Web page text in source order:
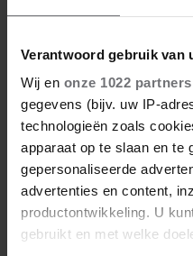
Verantwoord gebruik van
Wij en onze 1022 partners
gegevens (bijv. uw IP-
technologieën zoals
apparaat op te slaan en te
gepersonaliseerde
advertenties en content,
productontwikkeling. U
gebruikt en met welke
NICOLETTE